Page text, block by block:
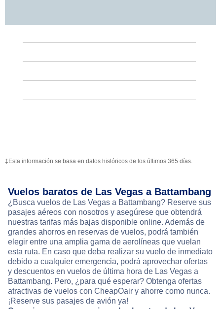
‡Esta información se basa en datos históricos de los últimos 365 días.
Vuelos baratos de Las Vegas a Battambang
¿Busca vuelos de Las Vegas a Battambang? Reserve sus
pasajes aéreos con nosotros y asegúrese que obtendrá
nuestras tarifas más bajas disponible online. Además de
grandes ahorros en reservas de vuelos, podrá también
elegir entre una amplia gama de aerolíneas que vuelan
esta ruta. En caso que deba realizar su vuelo de inmediato
debido a cualquier emergencia, podrá aprovechar ofertas
y descuentos en vuelos de última hora de Las Vegas a
Battambang. Pero, ¿para qué esperar? Obtenga ofertas
atractivas de vuelos con CheapOair y ahorre como nunca.
¡Reserve sus pasajes de avión ya!